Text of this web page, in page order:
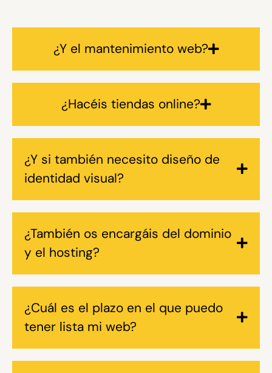
¿Y el mantenimiento web?
¿Hacéis tiendas online?
¿Y si también necesito diseño de
identidad visual?
¿También os encargáis del dominio
y el hosting?
¿Cuál es el plazo en el que puedo
tener lista mi web?